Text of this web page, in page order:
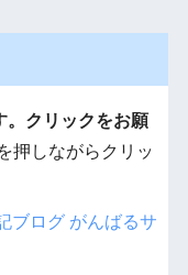
。クリックをお願
押しながらクリッ